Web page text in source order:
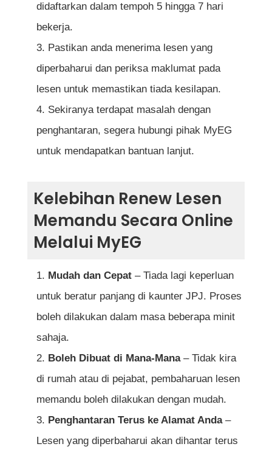
didaftarkan dalam tempoh 5 hingga 7 hari
bekerja.
Pastikan anda menerima lesen yang
diperbaharui dan periksa maklumat pada
lesen untuk memastikan tiada kesilapan.
Sekiranya terdapat masalah dengan
penghantaran, segera hubungi pihak MyEG
untuk mendapatkan bantuan lanjut.
Kelebihan Renew Lesen
Memandu Secara Online
Melalui MyEG
Mudah dan Cepat– Tiada lagi keperluan
untuk beratur panjang di kaunter JPJ. Proses
boleh dilakukan dalam masa beberapa minit
sahaja.
Boleh Dibuat di Mana-Mana– Tidak kira
di rumah atau di pejabat, pembaharuan lesen
memandu boleh dilakukan dengan mudah.
Penghantaran Terus ke Alamat Anda–
Lesen yang diperbaharui akan dihantar terus